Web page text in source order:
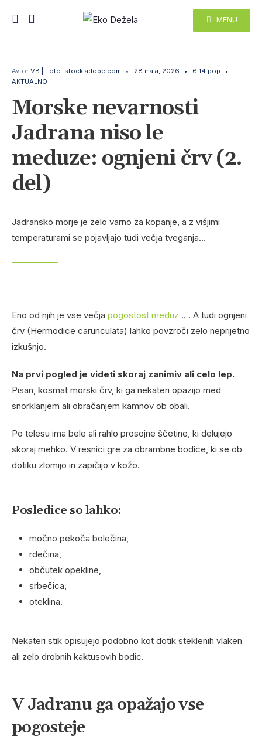
MENU
Avtor VB | Foto: stock.adobe.com • 28 maja, 2026 • 6:14 pop
•
AKTUALNO
Morske nevarnosti
Jadrana niso le
meduze: ognjeni črv (2.
del)
Jadransko morje je zelo varno za kopanje, a z višjimi
temperaturami se pojavljajo tudi večja tveganja…
Eno od njih je vse večja pogostost meduz .. . A tudi ognjeni
črv (Hermodice carunculata) lahko povzroči zelo neprijetno
izkušnjo.
Na prvi pogled je videti skoraj zanimiv ali celo lep.
Pisan, kosmat morski črv, ki ga nekateri opazijo med
snorklanjem ali obračanjem kamnov ob obali.
Po telesu ima bele ali rahlo prosojne ščetine, ki delujejo
skoraj mehko. V resnici gre za obrambne bodice, ki se ob
dotiku zlomijo in zapičijo v kožo.
Posledice so lahko:
močno pekoča bolečina,
rdečina,
občutek opekline,
srbečica,
oteklina.
Nekateri stik opisujejo podobno kot dotik steklenih vlaken
ali zelo drobnih kaktusovih bodic.
V Jadranu ga opažajo vse
pogosteje